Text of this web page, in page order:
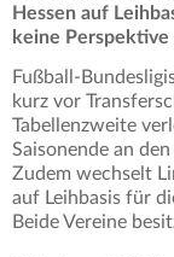
Hessen auf
keine
Fußball-
kurz vor
Tabellenzweite
Saisonende an
Zudem wechselt
auf Leihbasis für
Beide Vereine